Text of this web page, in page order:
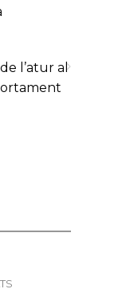
l’atur al